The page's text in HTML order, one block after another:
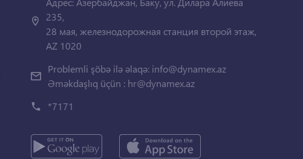
235,
28 мая, железнодорожная станция второй этаж,
AZ 1020
Problemli şöbə ilə əlaqə: info@dynamex.az
Əməkdaşlıq üçün : hr@dynamex.az
*7171